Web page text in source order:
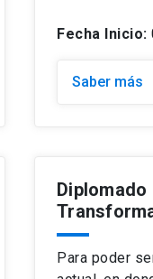
Fecha Inicio:
Saber más
Diplomado
Para poder